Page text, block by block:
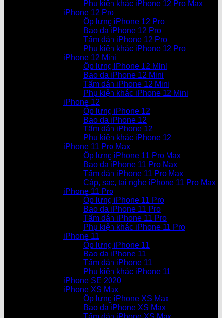
Phụ kiện khác iPhone 12 Pro Max
iPhone 12 Pro
Ốp lưng iPhone 12 Pro
Bao da iPhone 12 Pro
Tấm dán iPhone 12 Pro
Phụ kiện khác iPhone 12 Pro
iPhone 12 Mini
Ốp lưng iPhone 12 Mini
Bao da iPhone 12 Mini
Tấm dán iPhone 12 Mini
Phụ kiện khác iPhone 12 Mini
iPhone 12
Ốp lưng iPhone 12
Bao da iPhone 12
Tấm dán iPhone 12
Phụ kiện khác iPhone 12
iPhone 11 Pro Max
Ốp lưng iPhone 11 Pro Max
Bao da iPhone 11 Pro Max
Tấm dán iPhone 11 Pro Max
Cáp, sạc, tai nghe iPhone 11 Pro Max
iPhone 11 Pro
Ốp lưng iPhone 11 Pro
Bao da iPhone 11 Pro
Tấm dán iPhone 11 Pro
Phụ kiện khác iPhone 11 Pro
iPhone 11
Ốp lưng iPhone 11
Bao da iPhone 11
Tấm dán iPhone 11
Phụ kiện khác iPhone 11
iPhone SE 2020
iPhone XS Max
Ốp lưng iPhone XS Max
Bao da iPhone XS Max
Tấm dán iPhone XS Max